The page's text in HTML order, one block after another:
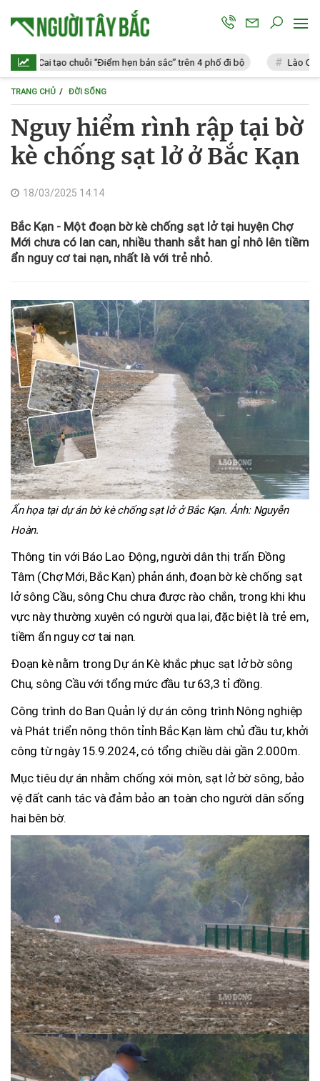
tạo chuỗi “Điểm hẹn bản sắc” trên 4 phố đi bộ Lào Cai: Vi
TRANG CHỦ ĐỜI SỐNG
Nguy hiểm rình rập tại bờ
kè chống sạt lở ở Bắc Kạn
18/03/2025 14:14
Bắc Kạn - Một đoạn bờ kè chống sạt lở tại huyện Chợ
Mới chưa có lan can, nhiều thanh sắt han gỉ nhô lên tiềm
ẩn nguy cơ tai nạn, nhất là với trẻ nhỏ.
Ẩn họa tại dự án bờ kè chống sạt lở ở Bắc Kạn. Ảnh: Nguyễn
Hoàn.
Thông tin với Báo Lao Động, người dân thị trấn Đồng
Tâm (Chợ Mới, Bắc Kạn) phản ánh, đoạn bờ kè chống sạt
lở sông Cầu, sông Chu chưa được rào chắn, trong khi khu
vực này thường xuyên có người qua lại, đặc biệt là trẻ em,
tiềm ẩn nguy cơ tai nạn.
Đoạn kè nằm trong Dự án Kè khắc phục sạt lở bờ sông
Chu, sông Cầu với tổng mức đầu tư 63,3 tỉ đồng.
Công trình do Ban Quản lý dự án công trình Nông nghiệp
và Phát triển nông thôn tỉnh Bắc Kạn làm chủ đầu tư, khởi
công từ ngày 15.9.2024, có tổng chiều dài gần 2.000m.
Mục tiêu dự án nhằm chống xói mòn, sạt lở bờ sông, bảo
vệ đất canh tác và đảm bảo an toàn cho người dân sống
hai bên bờ.